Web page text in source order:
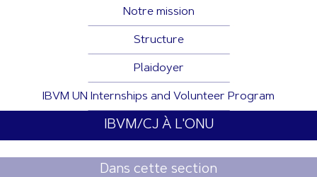
Notre mission
Structure
Plaidoyer
IBVM UN Internships and Volunteer Program
IBVM/CJ À L'ONU
Dans cette section